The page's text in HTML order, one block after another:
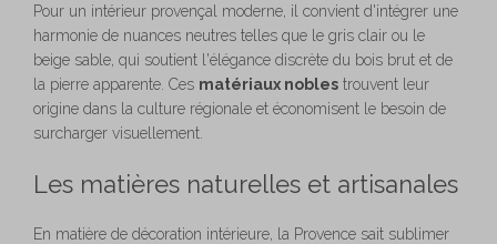
Pour un intérieur provençal moderne, il convient d'intégrer une
harmonie de nuances neutres telles que le gris clair ou le
beige sable, qui soutient l'élégance discrète du bois brut et de
la pierre apparente. Ces matériaux nobles trouvent leur
origine dans la culture régionale et économisent le besoin de
surcharger visuellement.
Les matières naturelles et artisanales
En matière de décoration intérieure, la Provence sait sublimer